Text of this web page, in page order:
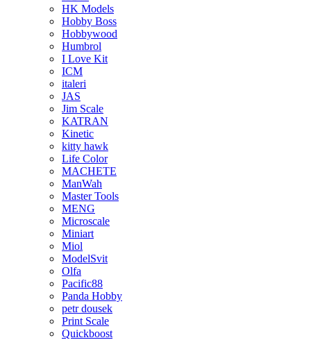
HK Models
Hobby Boss
Hobbywood
Humbrol
I Love Kit
ICM
italeri
JAS
Jim Scale
KATRAN
Kinetic
kitty hawk
Life Color
MACHETE
ManWah
Master Tools
MENG
Microscale
Miniart
Miol
ModelSvit
Olfa
Pacific88
Panda Hobby
petr dousek
Print Scale
Quickboost